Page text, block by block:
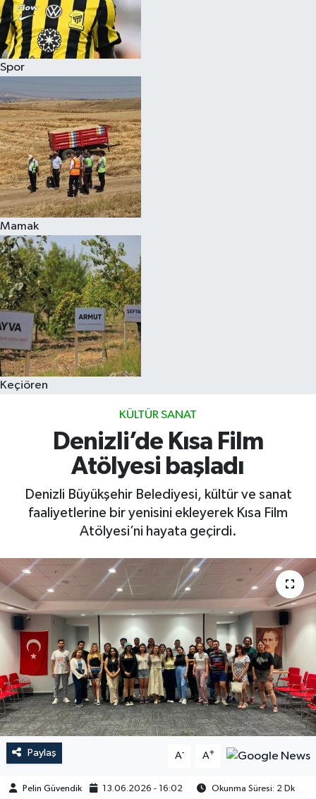
Spor
Mamak
Keçiören
KÜLTÜR SANAT
Denizli’de Kısa Film
Atölyesi başladı
Denizli Büyükşehir Belediyesi, kültür ve sanat
faaliyetlerine bir yenisini ekleyerek Kısa Film
Atölyesi’ni hayata geçirdi.
Paylaş A- A+
Pelin Güvendik 13.06.2026 - 16:02 Okunma Süresi: 2 Dk